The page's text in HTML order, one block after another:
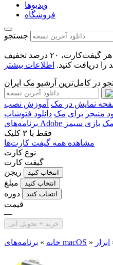
ویدیو‌ها
فروشگاه
جستجو
تا تاریخ ۳۰ مرداد ۱۴۰۵ با خرید هر گیفت‌کارت، ۲۰ درصد تخفیف
را دریافت کنید. اطلاعات بیشتر
نمایش در مک آموزش نصب
منیجر برای مک دانلود فتوشاپ
مک بازی سیمز
فقط با ۳ کلیک
مشاهده همه گیفت کارت‌ها
نوع کارت
گیفت کارت
ریجن
انتخاب کنید
مبلغ انتخاب کنید
دوره انتخاب کنید
قیمت
—
خرید + تحویل آنی
خانه » برنامه‌های macOS » ابزار